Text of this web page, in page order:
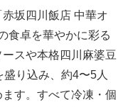
坂四川飯店 中華オ
食卓を華やかに彩る
スや本格四川麻婆豆
り込み、約4〜5人
す。すべて冷凍・個